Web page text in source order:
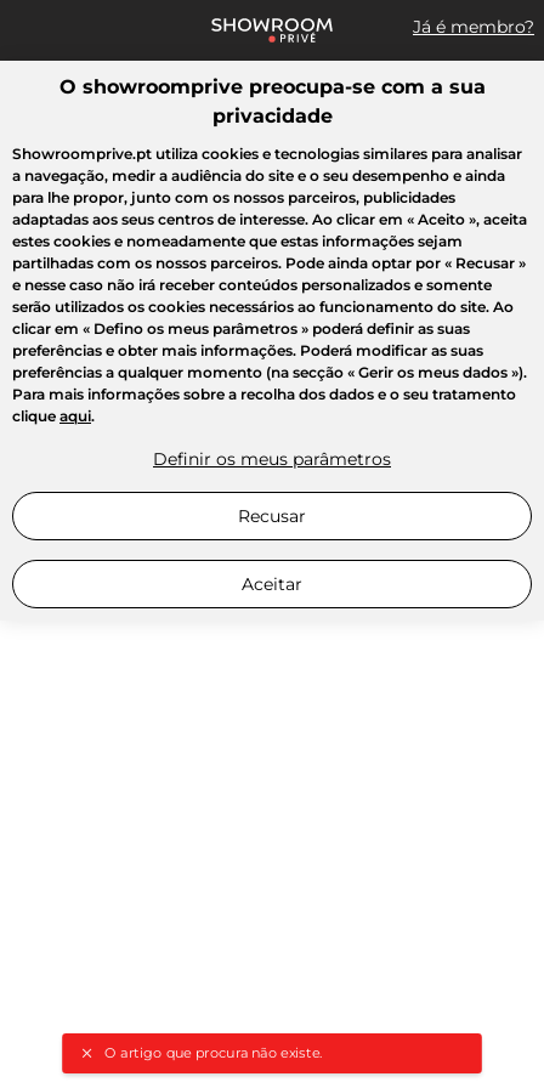
Já é membro?
Pesquisar uma marca, um artigo, uma venda...
O artigo que procura não existe.
Todas as vendas Moda Desporto Casa Criança Beleza
O showroomprive preocupa-se com a sua
privacidade
Showroomprive.pt utiliza cookies e tecnologias similares para analisar
a navegação, medir a audiência do site e o seu desempenho e ainda
para lhe propor, junto com os nossos parceiros, publicidades
adaptadas aos seus centros de interesse. Ao clicar em « Aceito », aceita
estes cookies e nomeadamente que estas informações sejam
partilhadas com os nossos parceiros. Pode ainda optar por « Recusar »
e nesse caso não irá receber conteúdos personalizados e somente
serão utilizados os cookies necessários ao funcionamento do site. Ao
clicar em « Defino os meus parâmetros » poderá definir as suas
preferências e obter mais informações. Poderá modificar as suas
preferências a qualquer momento (na secção « Gerir os meus dados »).
Para mais informações sobre a recolha dos dados e o seu tratamento
clique aqui.
Definir os meus parâmetros
Recusar
Aceitar